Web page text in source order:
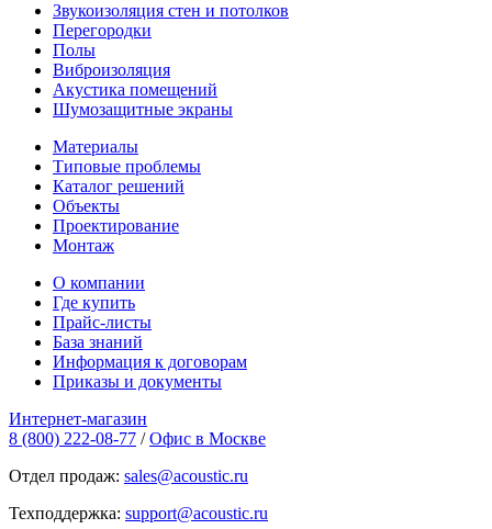
Звукоизоляция стен и потолков
Перегородки
Полы
Виброизоляция
Акустика помещений
Шумозащитные экраны
Материалы
Типовые проблемы
Каталог решений
Объекты
Проектирование
Монтаж
О компании
Где купить
Прайс-листы
База знаний
Информация к договорам
Приказы и документы
Интернет-магазин
8 (800) 222-08-77 / Офис в Москве
Отдел продаж: sales@acoustic.ru
Техподдержка: support@acoustic.ru